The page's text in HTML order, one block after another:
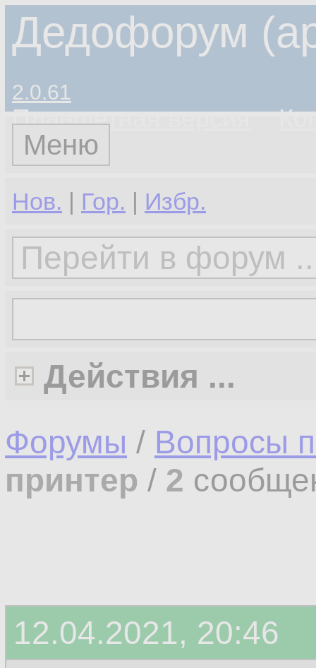
Дедофорум
2.0.61
Планшетная версия
Меню
Нов. | Гор. | Избр.
Действия ...
Форумы / Вопросы
принтер / 2
12.04.2021, 20:46